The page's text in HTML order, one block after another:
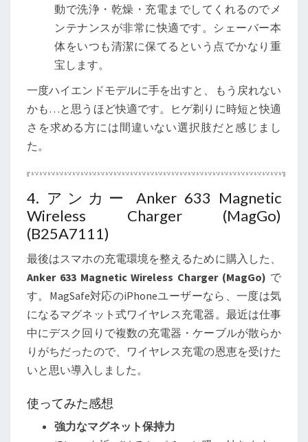
動で洗浄・乾燥・充電までしてくれるのでメ
ンテナンスが非常に快適です。シェーバー本
体をいつも清潔に保てるという点でかなり重
宝します。
一度ハイエンドモデルに手を出すと、もう戻れない
かも…と思うほど快適です。ヒゲ剃りに時短と快適
さを求める方には間違いない選択肢だと感じまし
た。
4. アンカー Anker 633 Magnetic
Wireless Charger (MagGo)
(B25A7111)
最後はスマホの充電環境を整えるために購入した、
Anker 633 Magnetic Wireless Charger (MagGo) で
す。MagSafe対応のiPhoneユーザーなら、一度は気
になるマグネット式ワイヤレス充電器。最近は仕事
中にデスク回りで複数の充電器・ケーブルが散らか
りがちだったので、ワイヤレス充電の恩恵を受けた
いと思い導入しました。
使ってみた感想
強力なマグネット保持力